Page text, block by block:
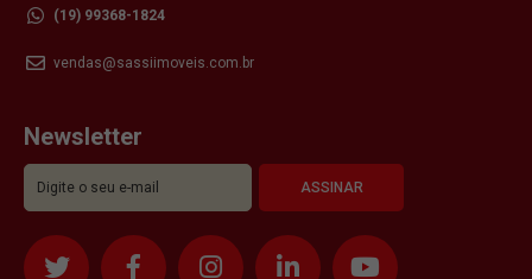
(19) 99368-1824
vendas@sassiimoveis.com.br
Newsletter